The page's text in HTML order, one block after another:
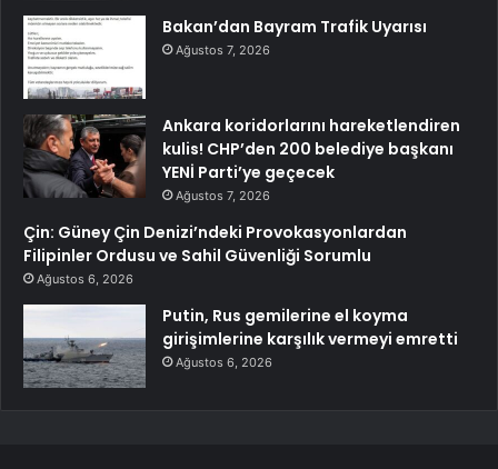
Bakan’dan Bayram Trafik Uyarısı
Ağustos 7, 2026
Ankara koridorlarını hareketlendiren
kulis! CHP’den 200 belediye başkanı
YENİ Parti’ye geçecek
Ağustos 7, 2026
Çin: Güney Çin Denizi’ndeki Provokasyonlardan
Filipinler Ordusu ve Sahil Güvenliği Sorumlu
Ağustos 6, 2026
Putin, Rus gemilerine el koyma
girişimlerine karşılık vermeyi emretti
Ağustos 6, 2026